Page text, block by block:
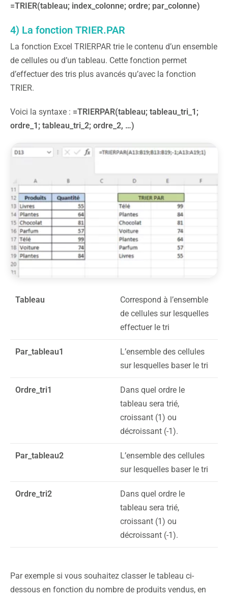
=TRIER(tableau; index_colonne; ordre; par_colonne)
4) La fonction TRIER.PAR
La fonction Excel TRIERPAR trie le contenu d’un ensemble
de cellules ou d’un tableau. Cette fonction permet
d’effectuer des tris plus avancés qu’avec la fonction
TRIER.
Voici la syntaxe : =TRIERPAR(tableau; tableau_tri_1;
ordre_1; tableau_tri_2; ordre_2, …)
Tableau
Correspond à l’ensemble
de cellules sur lesquelles
effectuer le tri
Par_tableau1
L’ensemble des cellules
sur lesquelles baser le tri
Ordre_tri1
Dans quel ordre le
tableau sera trié,
croissant (1) ou
décroissant (-1).
Par_tableau2
L’ensemble des cellules
sur lesquelles baser le tri
Ordre_tri2
Dans quel ordre le
tableau sera trié,
croissant (1) ou
décroissant (-1).
Par exemple si vous souhaitez classer le tableau ci-
dessous en fonction du nombre de produits vendus, en